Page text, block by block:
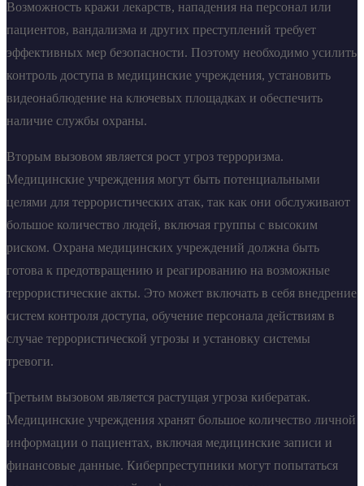
Возможность кражи лекарств, нападения на персонал или
пациентов, вандализма и других преступлений требует
эффективных мер безопасности. Поэтому необходимо усилить
контроль доступа в медицинские учреждения, установить
видеонаблюдение на ключевых площадках и обеспечить
наличие службы охраны.
Вторым вызовом является рост угроз терроризма.
Медицинские учреждения могут быть потенциальными
целями для террористических атак, так как они обслуживают
большое количество людей, включая группы с высоким
риском. Охрана медицинских учреждений должна быть
готова к предотвращению и реагированию на возможные
террористические акты. Это может включать в себя внедрение
систем контроля доступа, обучение персонала действиям в
случае террористической угрозы и установку системы
тревоги.
Третьим вызовом является растущая угроза кибератак.
Медицинские учреждения хранят большое количество личной
информации о пациентах, включая медицинские записи и
финансовые данные. Киберпреступники могут попытаться